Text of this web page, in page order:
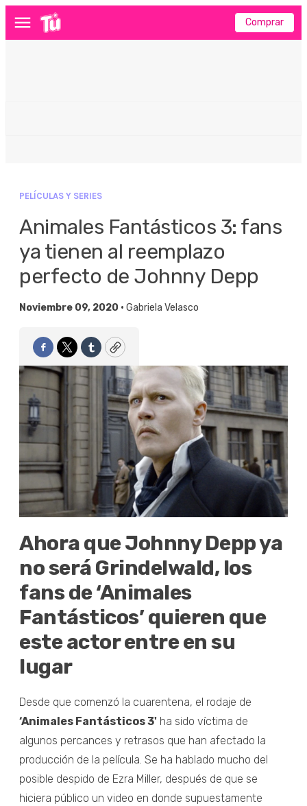
Menú Comprar
PELÍCULAS Y SERIES
Animales Fantásticos 3: fans
ya tienen al reemplazo
perfecto de Johnny Depp
Noviembre 09, 2020 • Gabriela Velasco
Facebook
TwitterTumblrCopy
Ahora que Johnny Depp ya
no será Grindelwald, los
fans de ‘Animales
Fantásticos’ quieren que
este actor entre en su
lugar
Desde que comenzó la cuarentena, el rodaje de
‘Animales Fantásticos 3' ha sido víctima de
algunos percances y retrasos que han afectado la
producción de la película. Se ha hablado mucho del
posible despido de Ezra Miller, después de que se
hiciera público un video en donde supuestamente